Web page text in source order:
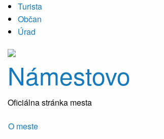
Turista
Občan
Úrad
Námestovo
Oficiálna stránka mesta
O meste